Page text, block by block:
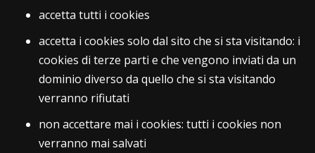
accetta tutti i cookies
accetta i cookies solo dal sito che si sta visitando: i
cookies di terze parti e che vengono inviati da un
dominio diverso da quello che si sta visitando
verranno rifiutati
non accettare mai i cookies: tutti i cookies non
verranno mai salvati